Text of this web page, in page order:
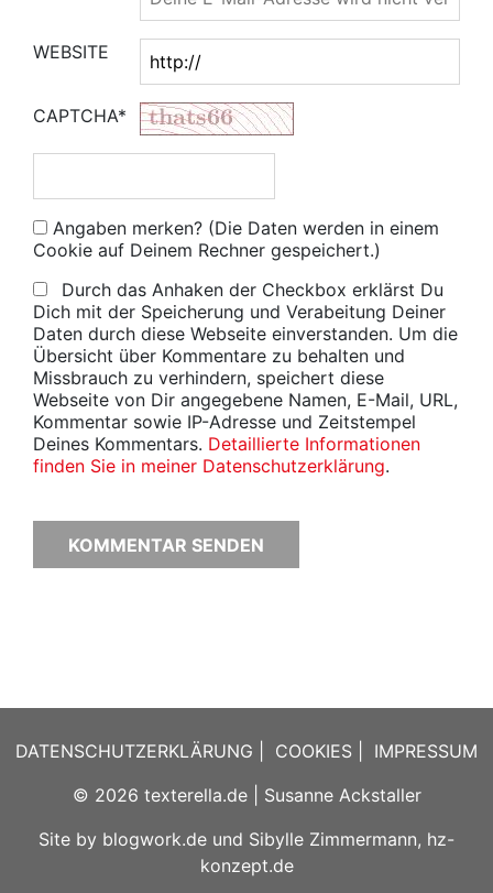
WEBSITE
CAPTCHA*
Angaben merken? (Die Daten werden in einem
Cookie auf Deinem Rechner gespeichert.)
Durch das Anhaken der Checkbox erklärst Du
Dich mit der Speicherung und Verabeitung Deiner
Daten durch diese Webseite einverstanden. Um die
Übersicht über Kommentare zu behalten und
Missbrauch zu verhindern, speichert diese
Webseite von Dir angegebene Namen, E-Mail, URL,
Kommentar sowie IP-Adresse und Zeitstempel
Deines Kommentars. Detaillierte Informationen
finden Sie in meiner Datenschutzerklärung.
DATENSCHUTZERKLÄRUNG COOKIES
IMPRESSUM
© 2026 texterella.de| Susanne Ackstaller
Site by blogwork.de und Sibylle Zimmermann, hz-
konzept.de